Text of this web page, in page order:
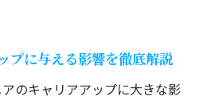
プに与える影響を徹底解説
のキャリアアップに大きな影